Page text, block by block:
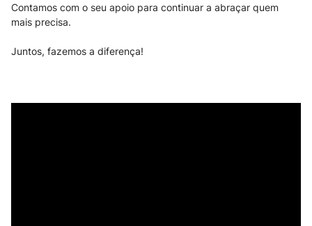
Contamos com o seu apoio para continuar a abraçar quem
mais precisa.
Juntos, fazemos a diferença!